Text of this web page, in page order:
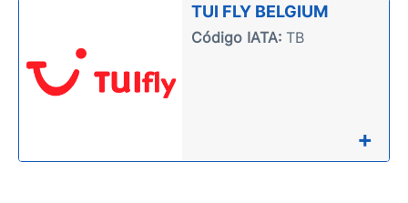
TUI FLY BELGIUM
Código IATA:TB
+